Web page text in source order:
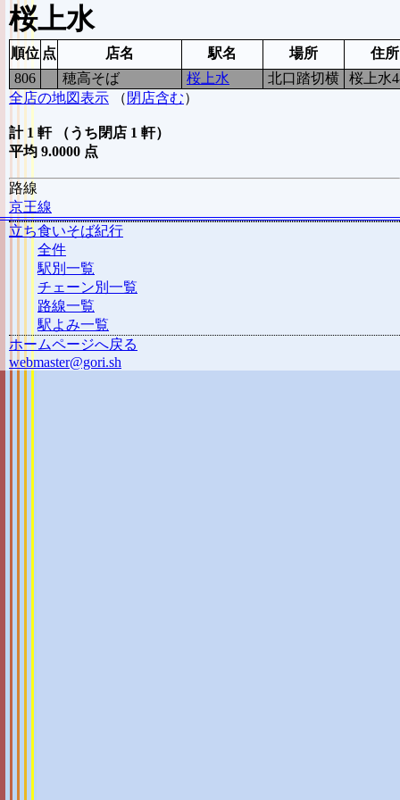
桜上水
順位 点 店名 駅名 場所
住所
806
穂高そば 桜上水 北口踏切横
桜上水
全店の地図表示 （ 閉店含む）
計 1 軒 （うち閉店 1 軒）
平均 9.0000 点
路線
京王線
立ち食いそば紀行
全件
駅別一覧
チェーン別一覧
路線一覧
駅よみ一覧
ホームページへ戻る
webmaster@gori.sh